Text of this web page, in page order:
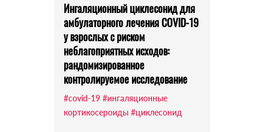
Ингаляционный циклесонид для
амбулаторного лечения COVID-19
у взрослых с риском
неблагоприятных исходов:
рандомизированное
контролируемое исследование
#covid-19 #ингаляционные
кортикосероиды #циклесонид